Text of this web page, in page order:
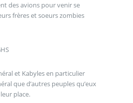
des avions pour venir se
frères et soeurs zombies
et Kabyles en particulier
que d’autres peuples qu’eux
place.